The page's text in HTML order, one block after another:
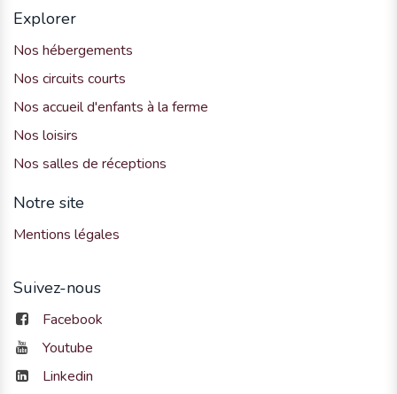
Explorer
Nos hébergements
Nos circuits courts
Nos accueil d'enfants à la ferme
Nos loisirs
Nos salles de réceptions
Notre site
Mentions légales
Suivez-nous
Facebook
Youtube
Linkedin